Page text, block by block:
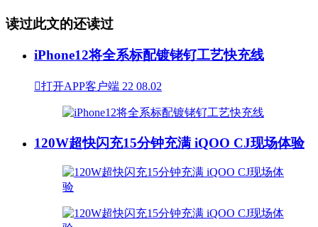
读过此文的还读过
iPhone12将全系标配镀铑钌工艺快充线
打开APP客户端 22 08.02
120W超快闪充15分钟充满 iQOO CJ现场体验